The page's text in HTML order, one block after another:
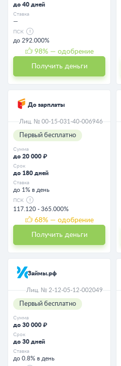
до 40 дней
Ставка
—
ПСК
до 292.000%
98% — одобрение
Получить деньги
До зарплаты
Лиц. № 00-15-031-40-006946
Первый бесплатно
Сумма
до 20 000 ₽
Срок
до 180 дней
Ставка
до 1% в день
ПСК
117.120 - 365.000%
68% — одобрение
Получить деньги
Займы.рф
Лиц. № 2-12-05-12-002049
Первый бесплатно
Сумма
до 30 000 ₽
Срок
до 30 дней
Ставка
до 0.8% в день